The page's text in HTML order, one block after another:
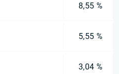
8,55 %
5,55 %
3,04 %